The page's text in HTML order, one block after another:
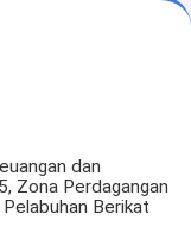
dan
Zona Perdagangan
Berikat